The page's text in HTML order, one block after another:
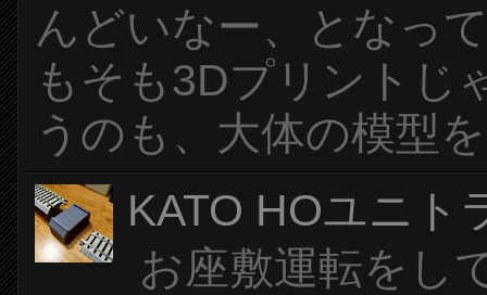
んどいなー、となっ
もそも3Dプリントじ
うのも、大体の模型
KATO HOユニト
お座敷運転をし